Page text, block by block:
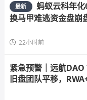
最新
蚂蚁云科年化
换马甲难逃资金盘崩
22小时前
紧急预警｜远航DAO
旧盘团队平移，